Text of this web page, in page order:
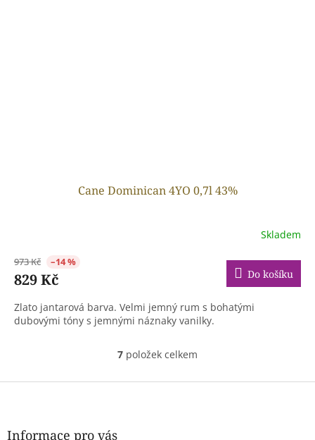
Cane Dominican 4YO 0,7l 43%
Skladem
973 Kč –14 %
829 Kč Do košíku
Zlato jantarová barva. Velmi jemný rum s bohatými
dubovými tóny s jemnými náznaky vanilky.
O
l
7 položek celkem
Z
Informace pro vás